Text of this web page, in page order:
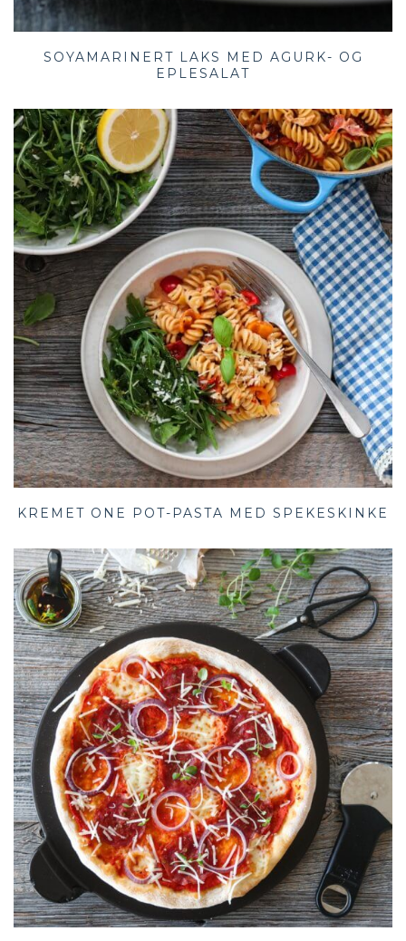
SOYAMARINERT LAKS MED AGURK- OG
EPLESALAT
KREMET ONE POT-PASTA MED SPEKESKINKE